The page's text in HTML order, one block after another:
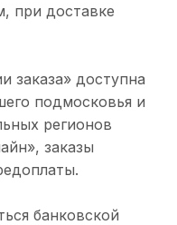
при доставке
заказа» доступна
подмосковья и
регионов
заказы
банковской